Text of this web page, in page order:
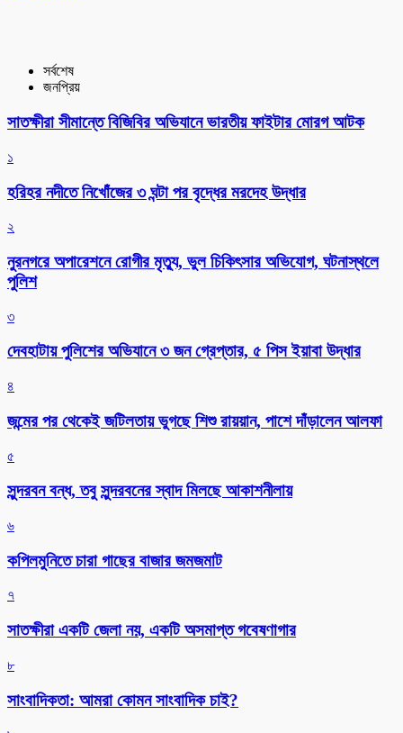
সর্বশেষ
জনপ্রিয়
সাতক্ষীরা সীমান্তে বিজিবির অভিযানে ভারতীয় ফাইটার মোরগ আটক
১
হরিহর নদীতে নিখোঁজের ৩ ঘন্টা পর বৃদ্ধের মরদেহ উদ্ধার
২
নুরনগরে অপারেশনে রোগীর মৃত্যু, ভুল চিকিৎসার অভিযোগ, ঘটনাস্থলে
পুলিশ
৩
দেবহাটায় পুলিশের অভিযানে ৩ জন গ্রেপ্তার, ৫ পিস ইয়াবা উদ্ধার
৪
জন্মের পর থেকেই জটিলতায় ভুগছে শিশু রায়য়ান, পাশে দাঁড়ালেন আলফা
৫
সুন্দরবন বন্ধ, তবু সুন্দরবনের স্বাদ মিলছে আকাশনীলায়
৬
কপিলমুনিতে চারা গাছের বাজার জমজমাট
৭
সাতক্ষীরা একটি জেলা নয়, একটি অসমাপ্ত গবেষণাগার
৮
সাংবাদিকতা: আমরা কোমন সাংবাদিক চাই?